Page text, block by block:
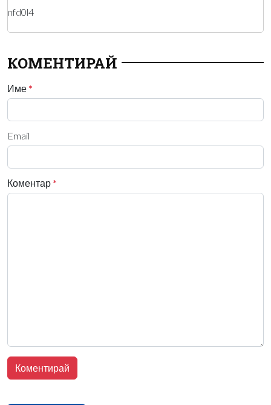
nfd0l4
КОМЕНТИРАЙ
Име *
Email
Коментар *